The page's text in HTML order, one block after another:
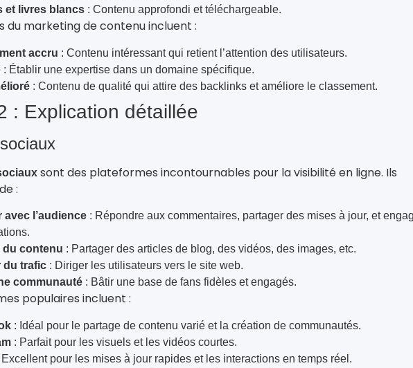
et livres blancs : Contenu approfondi et téléchargeable.
du marketing de contenu incluent :
accru : Contenu intéressant qui retient l’attention des utilisateurs.
: Établir une expertise dans un domaine spécifique.
: Contenu de qualité qui attire des backlinks et améliore le classement.
: Explication détaillée
sont des plateformes incontournables pour la visibilité en ligne. Ils
:
avec l’audience : Répondre aux commentaires, partager des mises à jour, et
du contenu : Partager des articles de blog, des vidéos, des images, etc.
du trafic : Diriger les utilisateurs vers le site web.
communauté : Bâtir une base de fans fidèles et engagés.
populaires incluent :
: Idéal pour le partage de contenu varié et la création de communautés.
: Parfait pour les visuels et les vidéos courtes.
Excellent pour les mises à jour rapides et les interactions en temps réel.